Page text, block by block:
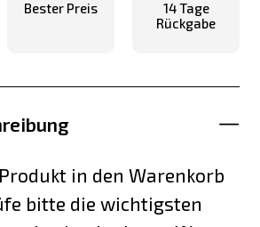
Bester Preis
14 Tage
Rückgabe
in den Warenkorb
bitte die wichtigsten